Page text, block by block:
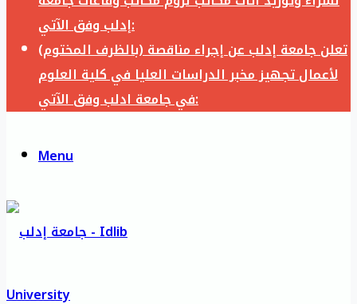
إدلب وفق الآتي:
تعلن جامعة إدلب عن إجراء مناقصة (بالظرف المختوم)
لأعمال تجهيز مخبر الدراسات العليا في كلية العلوم
في جامعة ادلب وفق الآتي:
Menu